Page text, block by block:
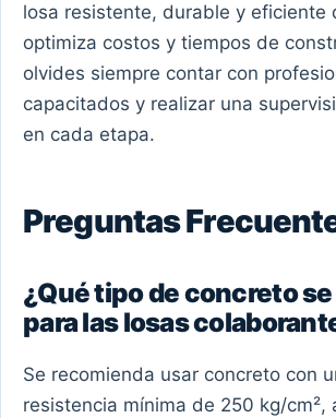
losa resistente, durable y eficiente
optimiza costos y tiempos de
olvides siempre contar con
capacitados y realizar una
en cada etapa.
Preguntas
¿Qué tipo de concreto
para las losas
Se recomienda usar concreto con
resistencia mínima de 250 kg/cm²,